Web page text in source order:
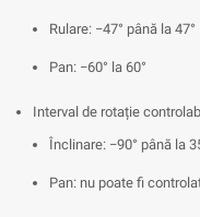
Rulare: −47° până la 47°
Pan: −60° la 60°
Interval de rotație
Înclinare: −90° până la
Pan: nu poate fi